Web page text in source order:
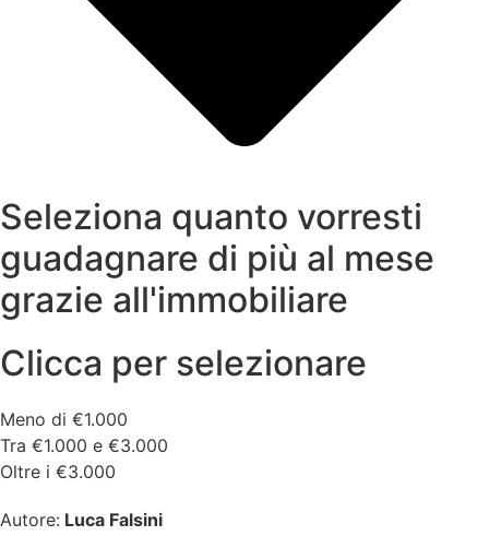
Seleziona quanto vorresti
guadagnare di più al mese
grazie all'immobiliare
Clicca per selezionare
Meno di €1.000
Tra €1.000 e €3.000
Oltre i €3.000
Autore: Luca Falsini